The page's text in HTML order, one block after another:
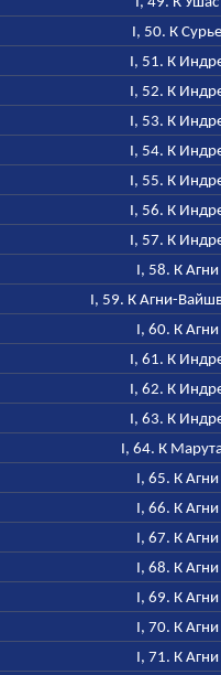
I, 50. К Сурье
I, 51. К
I, 52. К
I, 53. К
I, 54. К
I, 55. К
I, 56. К
I, 57. К
I, 58. К Агни
I, 59. К Агни-
I, 60. К Агни
I, 61. К
I, 62. К
I, 63. К
I, 64. К
I, 65. К Агни
I, 66. К Агни
I, 67. К Агни
I, 68. К Агни
I, 69. К Агни
I, 70. К Агни
I, 71. К Агни